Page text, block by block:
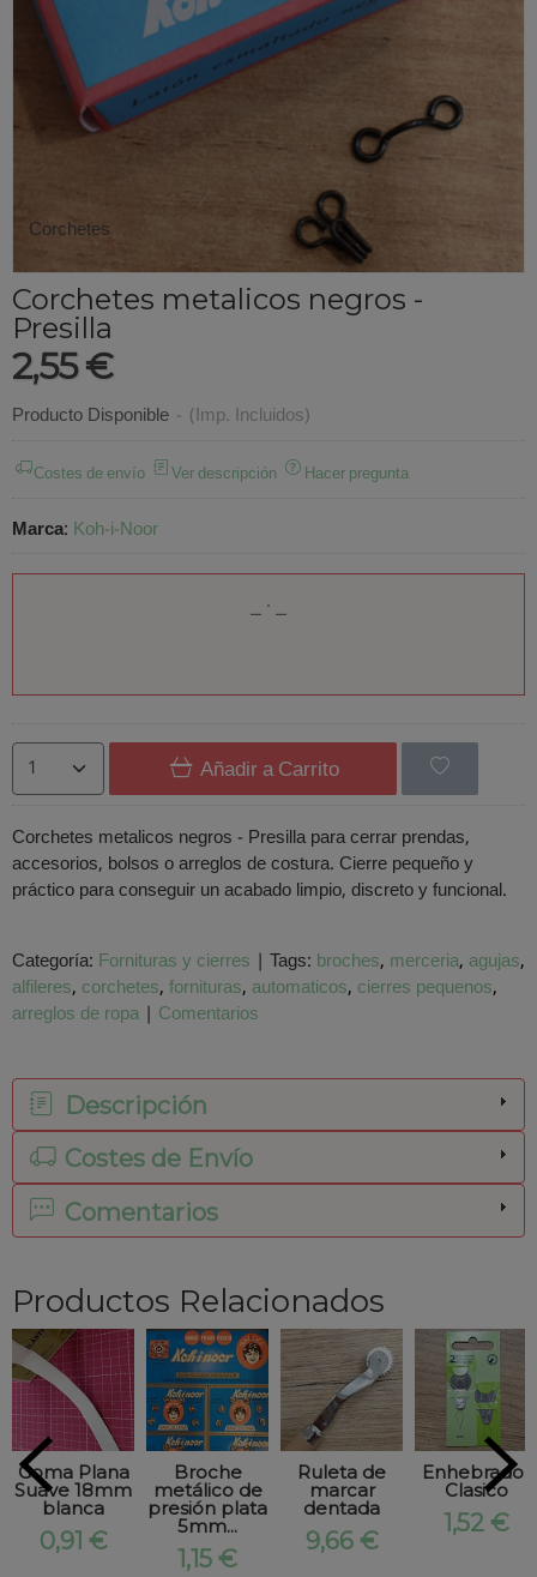
Corchetes
Corchetes metalicos negros -
Presilla
2,55 €
Producto Disponible - (Imp. Incluidos)
Costes de envío Ver descripción Hacer pregunta
Marca: Koh-i-Noor
Añadir a Carrito
Corchetes metalicos negros - Presilla para cerrar prendas,
accesorios, bolsos o arreglos de costura. Cierre pequeño y
práctico para conseguir un acabado limpio, discreto y funcional.
Categoría: Fornituras y cierres | Tags: broches merceria agujas
alfileres corchetes fornituras automaticos cierres pequenos
arreglos de ropa | Comentarios
Descripción
Costes de Envío
Comentarios
Productos Relacionados
Goma Plana
Suave 18mm
blanca
0,91 €
Broche
metálico de
presión plata
5mm...
1,15 €
Ruleta de
marcar
dentada
9,66 €
Enhebrador
Clasico
1,52 €